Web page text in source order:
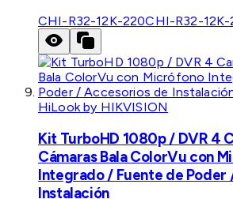
CHI-R32-12K-220CHI-R32-12K-
HiLook by HIKVISION
Kit TurboHD 1080p / DVR 4
Cámaras Bala ColorVu con
Integrado / Fuente de Poder
Instalación